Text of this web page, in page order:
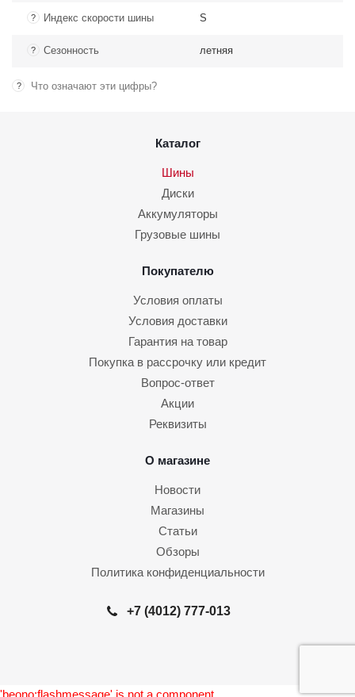
? Индекс скорости шины S
? Сезонность летняя
? Что означают эти цифры?
Каталог
Шины
Диски
Аккумуляторы
Грузовые шины
Покупателю
Условия оплаты
Условия доставки
Гарантия на товар
Покупка в рассрочку или кредит
Вопрос-ответ
Акции
Реквизиты
О магазине
Новости
Магазины
Статьи
Обзоры
Политика конфиденциальности
+7 (4012) 777-013
'beono:flashmessage' is not a component